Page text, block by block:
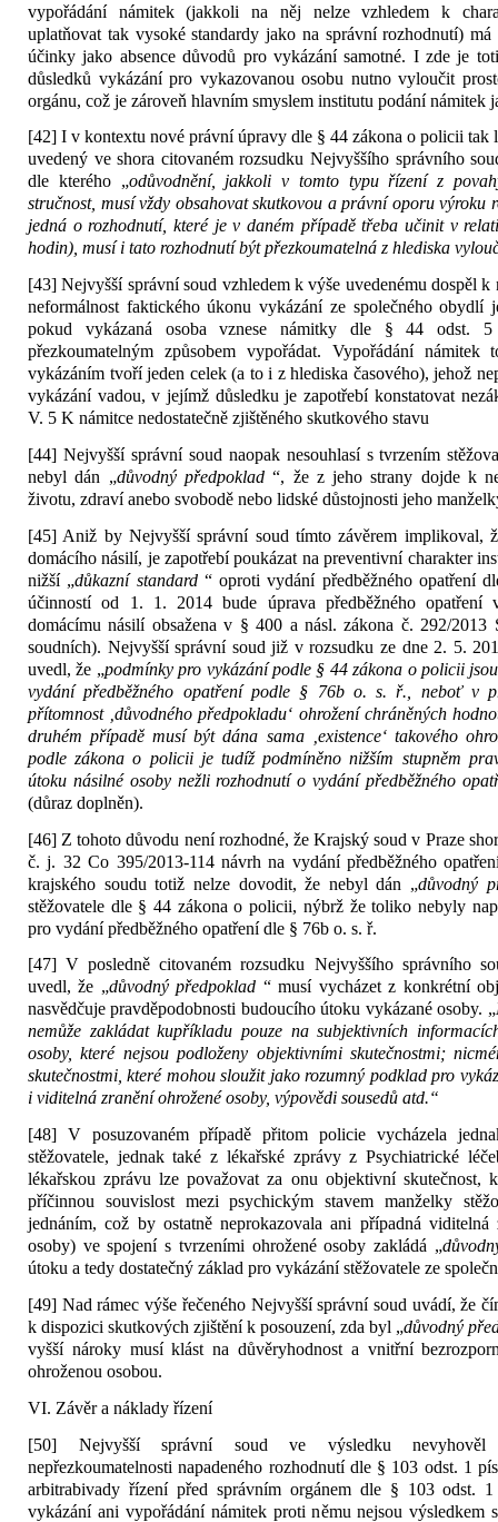
vypořádání námitek (jakkoli na něj nelze vzhledem k
uplatňovat tak vysoké standardy jako na správní rozhodnutí)
účinky jako absence důvodů pro vykázání samotné. I zde je
důsledků vykázání pro vykazovanou osobu nutno vyloučit
orgánu, což je zároveň hlavním smyslem institutu podání námitek
[42] I v kontextu nové právní úpravy dle § 44 zákona o policii tak
uvedený ve shora citovaném rozsudku Nejvyššího správního
dle kterého „odůvodnění, jakkoli v tomto typu řízení z
stručnost, musí vždy obsahovat skutkovou a právní oporu výroku
jedná o rozhodnutí, které je v daném případě třeba učinit v
hodin), musí i tato rozhodnutí být přezkoumatelná z hlediska
[43] Nejvyšší správní soud vzhledem k výše uvedenému dospěl k
neformálnost faktického úkonu vykázání ze společného obydlí
pokud vykázaná osoba vznese námitky dle § 44 odst.
přezkoumatelným způsobem vypořádat. Vypořádání námitek
vykázáním tvoří jeden celek (a to i z hlediska časového), jehož
vykázání vadou, v jejímž důsledku je zapotřebí konstatovat
V. 5 K námitce nedostatečně zjištěného skutkového stavu
[44] Nejvyšší správní soud naopak nesouhlasí s tvrzením
nebyl dán „důvodný předpoklad“, že z jeho strany dojde k
životu, zdraví anebo svobodě nebo lidské důstojnosti jeho
[45] Aniž by Nejvyšší správní soud tímto závěrem implikoval,
domácího násilí, je zapotřebí poukázat na preventivní charakter
nižší „důkazní standard “ oproti vydání předběžného opatření
účinností od 1. 1. 2014 bude úprava předběžného opatření
domácímu násilí obsažena v § 400 a násl. zákona č. 292/2013
soudních). Nejvyšší správní soud již v rozsudku ze dne 2. 5.
uvedl, že „podmínky pro vykázání podle § 44 zákona o policii
vydání předběžného opatření podle § 76b o. s. ř., neboť v
přítomnost ‚důvodného předpokladu‘ ohrožení chráněných
druhém případě musí být dána sama ‚existence‘ takového
podle zákona o policii je tudíž podmíněno nižším stupněm
útoku násilné osoby nežli rozhodnutí o vydání předběžného
(důraz doplněn).
[46] Z tohoto důvodu není rozhodné, že Krajský soud v Praze
č. j. 32 Co 395/2013-114 návrh na vydání předběžného
krajského soudu totiž nelze dovodit, že nebyl dán „důvodný
stěžovatele dle § 44 zákona o policii, nýbrž že toliko nebyly
pro vydání předběžného opatření dle § 76b o. s. ř.
[47] V posledně citovaném rozsudku Nejvyššího správního
uvedl, že „důvodný předpoklad “ musí vycházet z konkrétní
nasvědčuje pravděpodobnosti budoucího útoku vykázané osoby. „
nemůže zakládat kupříkladu pouze na subjektivních
osoby, které nejsou podloženy objektivními skutečnostmi;
skutečnostmi, které mohou sloužit jako rozumný podklad pro
i viditelná zranění ohrožené osoby, výpovědi sousedů atd.“
[48] V posuzovaném případě přitom policie vycházela
stěžovatele, jednak také z lékařské zprávy z Psychiatrické
lékařskou zprávu lze považovat za onu objektivní skutečnost,
příčinnou souvislost mezi psychickým stavem manželky
jednáním, což by ostatně neprokazovala ani případná viditelná
osoby) ve spojení s tvrzeními ohrožené osoby zakládá „
útoku a tedy dostatečný základ pro vykázání stěžovatele ze
[49] Nad rámec výše řečeného Nejvyšší správní soud uvádí, že
k dispozici skutkových zjištění k posouzení, zda byl „důvodný
vyšší nároky musí klást na důvěryhodnost a vnitřní
ohroženou osobou.
VI. Závěr a náklady řízení
[50] Nejvyšší správní soud ve výsledku nevyhověl
nepřezkoumatelnosti napadeného rozhodnutí dle § 103 odst. 1
arbitrabivady řízení před správním orgánem dle § 103 odst.
vykázání ani vypořádání námitek proti němu nejsou výsledkem